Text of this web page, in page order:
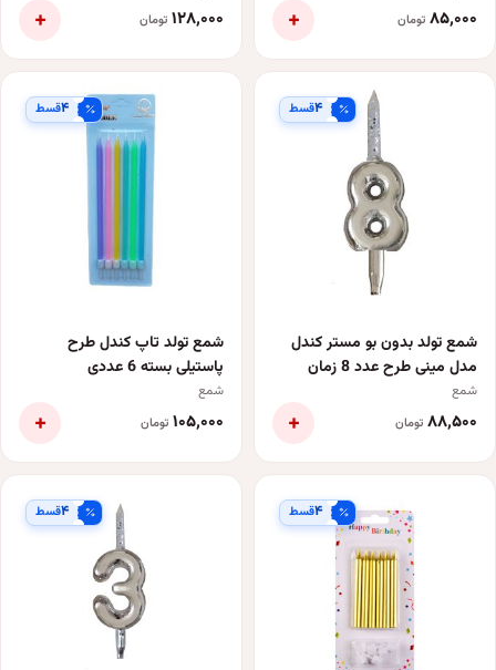
۸۵٬۰۰۰ تومان + ۱۲۸٬۰۰۰ تومان +
۴قسط
شمع تولد بدون بو مستر کندل
مدل مینی طرح عدد 8 زمان
اتمام 1 دقیقه
شمع
۸۸٬۵۰۰ تومان +
۴قسط
شمع تولد تاپ کندل طرح
پاستیلی بسته 6 عددی
شمع
۱۰۵٬۰۰۰ تومان +
۴قسط ۴قسط